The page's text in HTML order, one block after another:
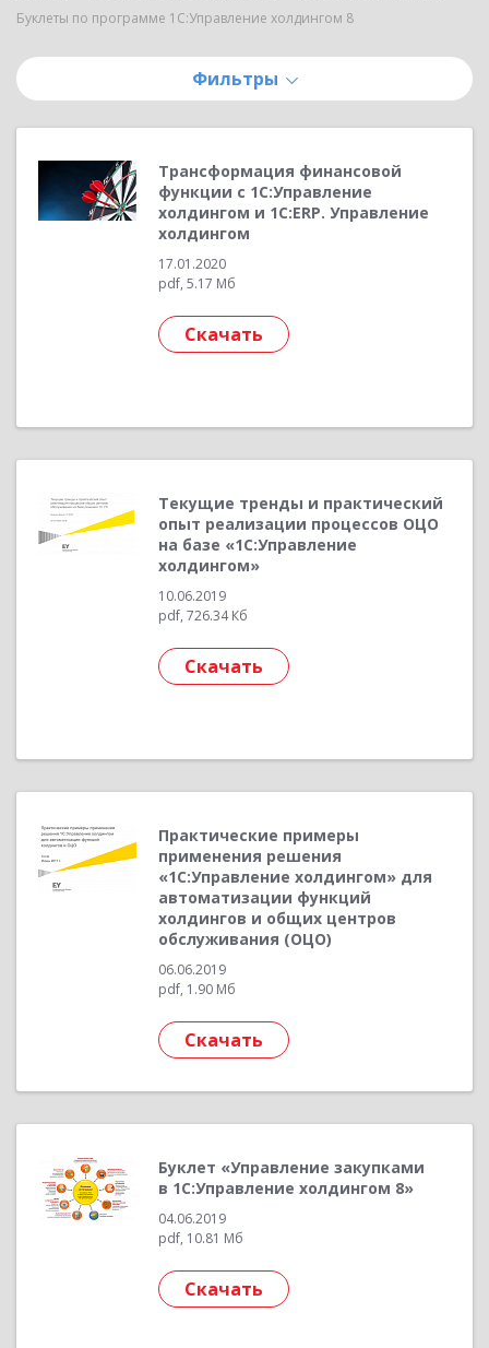
Буклеты по программе 1С:Управление холдингом 8
Фильтры
Трансформация финансовой
функции с 1С:Управление
холдингом и 1С:ERP. Управление
холдингом
17.01.2020
pdf, 5.17 Мб
Скачать
Текущие тренды и практический
опыт реализации процессов ОЦО
на базе «1С:Управление
холдингом»
10.06.2019
pdf, 726.34 Кб
Скачать
Практические примеры
применения решения
«1С:Управление холдингом» для
автоматизации функций
холдингов и общих центров
обслуживания (ОЦО)
06.06.2019
pdf, 1.90 Мб
Скачать
Буклет «Управление закупками
в 1С:Управление холдингом 8»
04.06.2019
pdf, 10.81 Мб
Скачать